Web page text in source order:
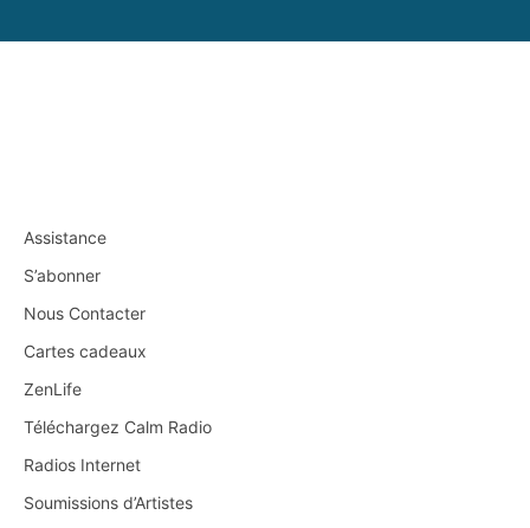
Assistance
S’abonner
Nous Contacter
Cartes cadeaux
ZenLife
Téléchargez Calm Radio
Radios Internet
Soumissions d’Artistes